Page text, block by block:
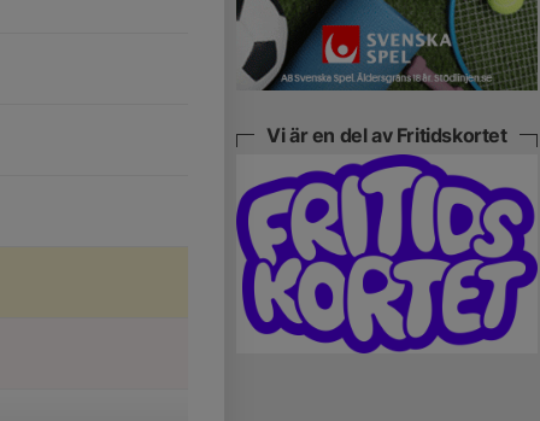
Vi är en del av Fritidskortet